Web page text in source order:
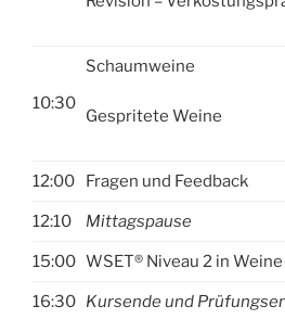
10:30
Schaumweine
Gespritete Weine
12:00 Fragen und Feedback
12:10 Mittagspause
15:00 WSET® Niveau 2 in
16:30 Kursende und